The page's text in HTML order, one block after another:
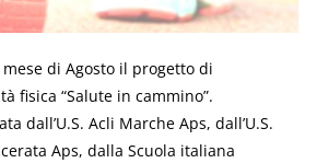
di Agosto il progetto di
fisica “Salute in cammino”.
dall’U.S. Acli Marche Aps, dall’U.S.
Aps, dalla Scuola italiana